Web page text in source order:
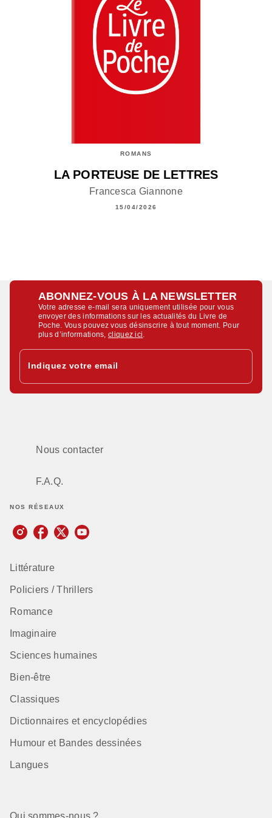
ROMANS
LA PORTEUSE DE LETTRES
Francesca Giannone
15/04/2026
ABONNEZ-VOUS À LA NEWSLETTER
Votre adresse e-mail sera uniquement utilisée pour vous
envoyer des informations sur les actualités du Livre de
Poche. Vous pouvez vous désinscrire à tout moment. Pour
plus d’informations,cliquez ici
Indiquez votre email
Nous contacter
F.A.Q.
NOS RÉSEAUX
Littérature
Policiers / Thrillers
Romance
Imaginaire
Sciences humaines
Bien-être
Classiques
Dictionnaires et encyclopédies
Humour et Bandes dessinées
Langues
Qui sommes-nous ?